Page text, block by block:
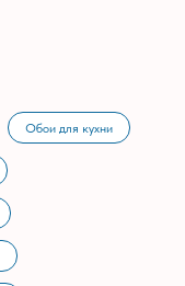
Обои для кухни